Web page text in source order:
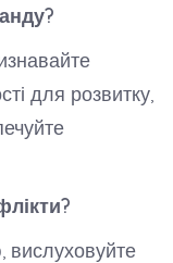
для розвитку,
вислуховуйте